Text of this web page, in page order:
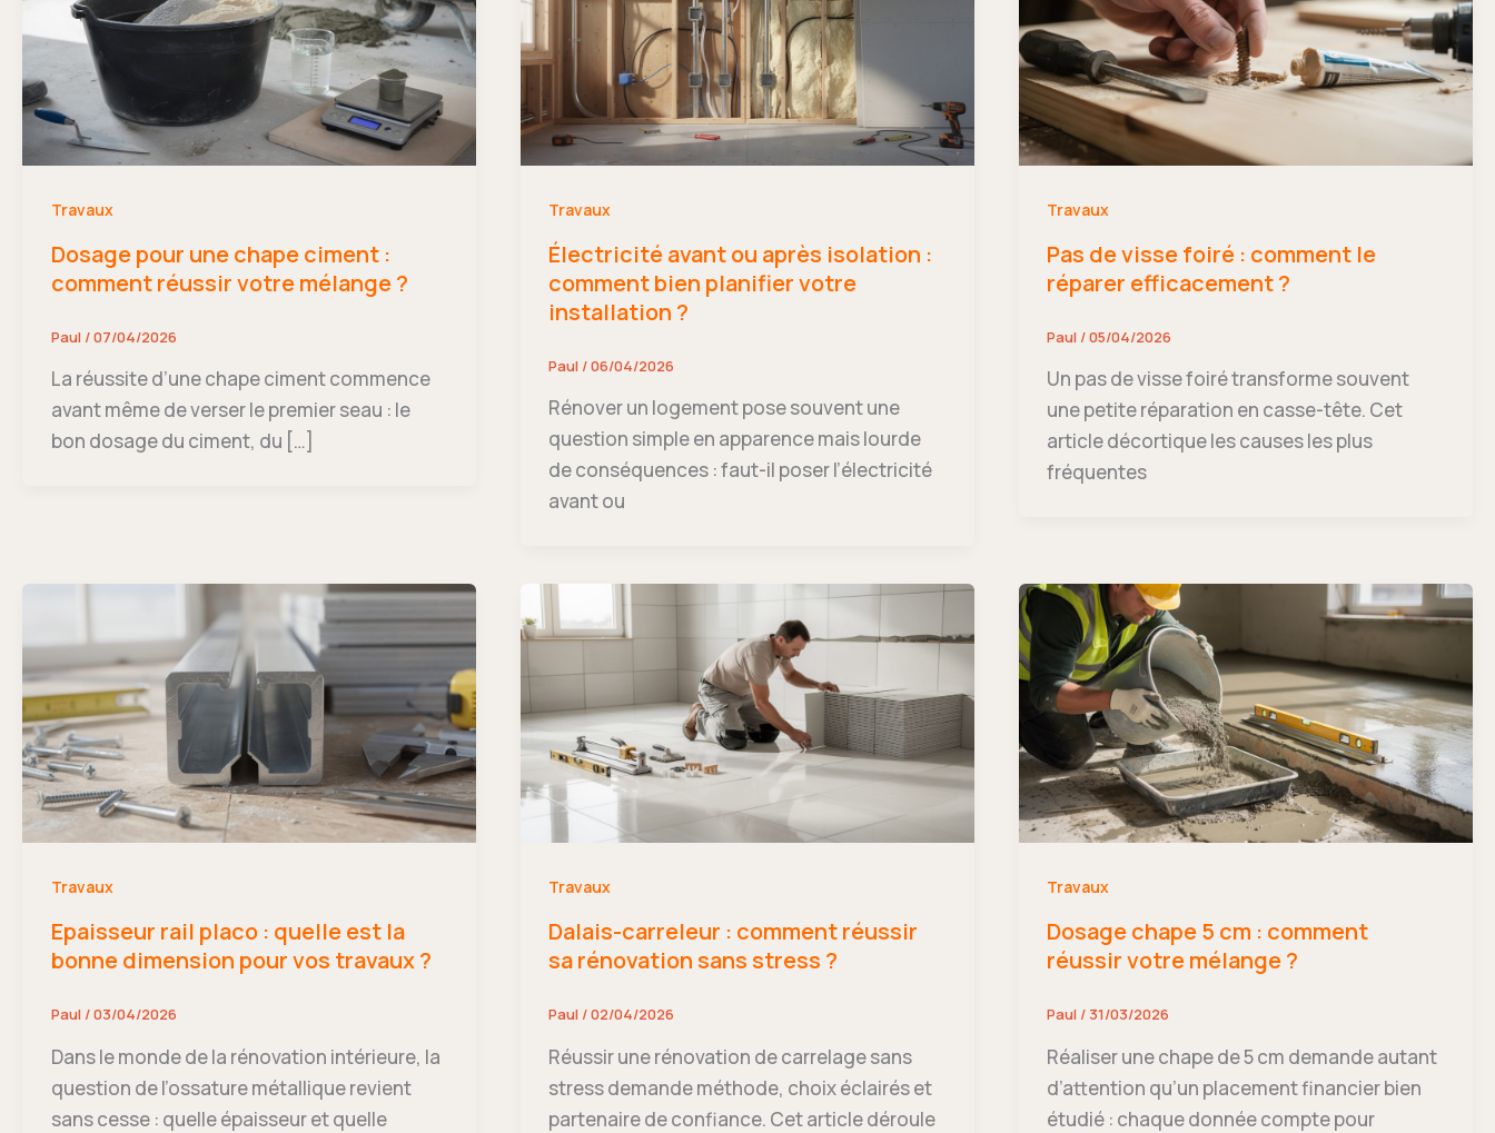
Travaux
Dosage pour une chape ciment :
comment réussir votre mélange ?
Paul /07/04/2026
La réussite d’une chape ciment commence
avant même de verser le premier seau : le
bon dosage du ciment, du […]
Travaux
Électricité avant ou après isolation :
comment bien planifier votre
installation ?
Paul /06/04/2026
Rénover un logement pose souvent une
question simple en apparence mais lourde
de conséquences : faut-il poser l’électricité
avant ou
Travaux
Pas de visse foiré : comment le
réparer efficacement ?
Paul /05/04/2026
Un pas de visse foiré transforme souvent
une petite réparation en casse-tête. Cet
article décortique les causes les plus
fréquentes
Travaux
Epaisseur rail placo : quelle est la
bonne dimension pour vos travaux ?
Paul /03/04/2026
Dans le monde de la rénovation intérieure, la
question de l’ossature métallique revient
sans cesse : quelle épaisseur et quelle
Travaux
Dalais-carreleur : comment réussir
sa rénovation sans stress ?
Paul /02/04/2026
Réussir une rénovation de carrelage sans
stress demande méthode, choix éclairés et
partenaire de confiance. Cet article déroule
Travaux
Dosage chape 5 cm : comment
réussir votre mélange ?
Paul / 31/03/2026
Réaliser une chape de 5 cm demande autant
d’attention qu’un placement financier bien
étudié : chaque donnée compte pour